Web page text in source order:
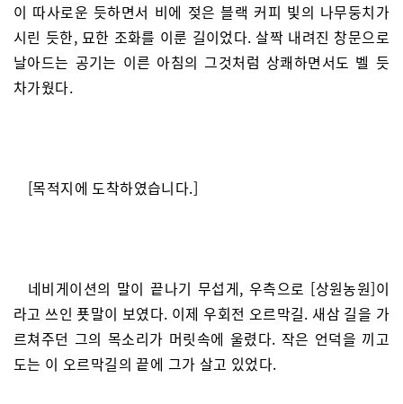
이 따사로운 듯하면서 비에 젖은 블랙 커피 빛의 나무둥치가
시린 듯한, 묘한 조화를 이룬 길이었다. 살짝 내려진 창문으로
날아드는 공기는 이른 아침의 그것처럼 상쾌하면서도 벨 듯
차가웠다.
[목적지에 도착하였습니다.]
네비게이션의 말이 끝나기 무섭게, 우측으로 [상원농원]이
라고 쓰인 푯말이 보였다. 이제 우회전 오르막길. 새삼 길을 가
르쳐주던 그의 목소리가 머릿속에 울렸다. 작은 언덕을 끼고
도는 이 오르막길의 끝에 그가 살고 있었다.